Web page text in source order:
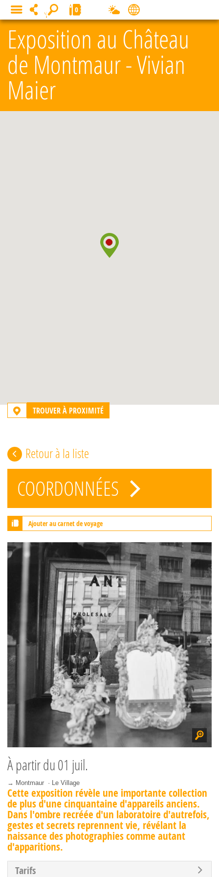
Exposition au Château
de Montmaur - Vivian
Maier
TROUVER À PROXIMITÉ
Retour à la liste
COORDONNÉES
Ajouter au carnet de voyage
À partir du01 juil.
→ Montmaur · Le Village
Cette exposition révèle une importante collection
de plus d'une cinquantaine d'appareils anciens.
Dans l'ombre recréée d'un laboratoire d'autrefois,
gestes et secrets reprennent vie, révélant la
naissance des photographies comme autant
d'apparitions.
Tarifs
MENU 0
Panneau de gestion des cookies